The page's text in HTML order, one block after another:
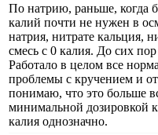
По натрию, раньше, когда
калий почти не нужен в
натрия, нитрате кальция,
смесь с 0 калия. До сих
Работало в целом все
проблемы с кручением и
понимаю, что это больше
минимальной дозировкой
калия однозначно.